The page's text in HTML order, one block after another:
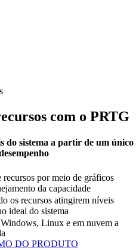
com o PRTG
do sistema a partir de um único
recursos por meio de gráficos
da capacidade
os recursos atingirem níveis
ideal do sistema
Linux e em nuvem a
DO PRODUTO